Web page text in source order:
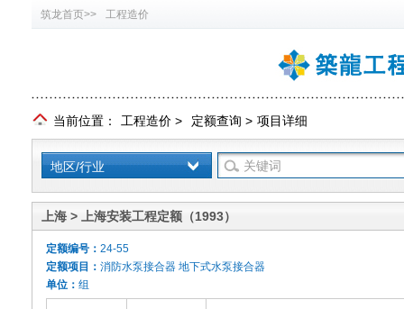
筑龙首页>> 工程造价
当前位置： 工程造价 > 定额查询 > 项目详细
地区/行业
上海 > 上海安装工程定额（1993）
定额编号： 24-55
定额项目： 消防水泵接合器 地下式水泵接合器
单位： 组